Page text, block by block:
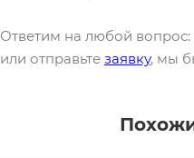
Ответим на любой
или отправьте заявку, мы